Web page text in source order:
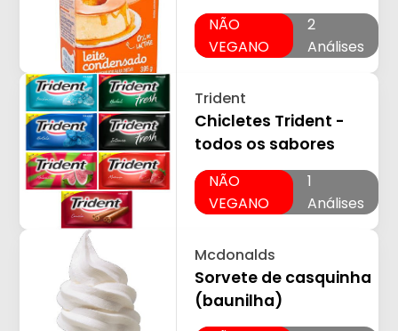
NÃO
VEGANO
2
Análises
Trident
Chicletes Trident -
todos os sabores
NÃO
VEGANO
1
Análises
Mcdonalds
Sorvete de casquinha
(baunilha)